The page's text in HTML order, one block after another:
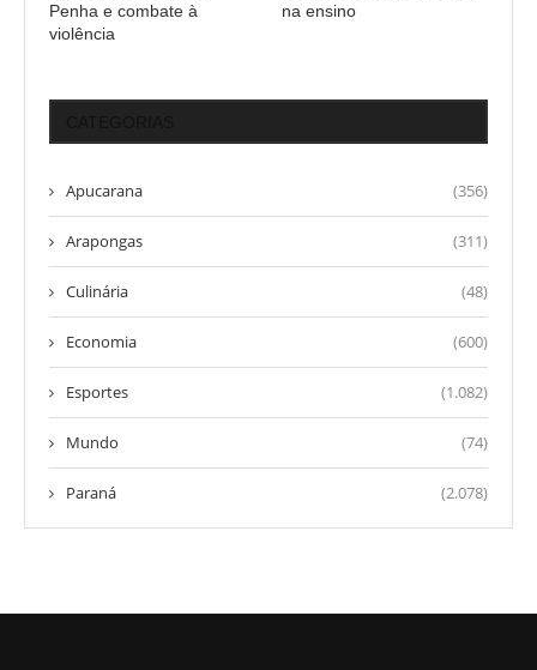
Penha e combate à
violência
na ensino
Apucarana (356)
Arapongas (311)
Culinária (48)
Economia (600)
Esportes (1.082)
Mundo (74)
Paraná (2.078)